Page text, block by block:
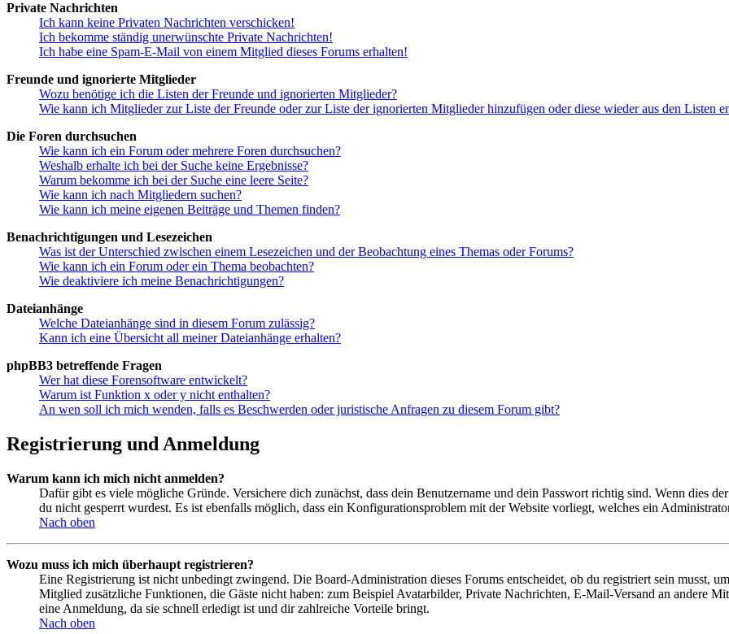
Private Nachrichten
Ich kann keine Privaten Nachrichten verschicken!
Ich bekomme ständig unerwünschte Private Nachrichten!
Ich habe eine Spam-E-Mail von einem Mitglied dieses Forums erhalten!
Freunde und ignorierte Mitglieder
Wozu benötige ich die Listen der Freunde und ignorierten Mitglieder?
Wie kann ich Mitglieder zur Liste der Freunde oder zur Liste der ignorierten Mitglieder hinzufügen oder diese wieder aus den Listen
Die Foren durchsuchen
Wie kann ich ein Forum oder mehrere Foren durchsuchen?
Weshalb erhalte ich bei der Suche keine Ergebnisse?
Warum bekomme ich bei der Suche eine leere Seite?
Wie kann ich nach Mitgliedern suchen?
Wie kann ich meine eigenen Beiträge und Themen finden?
Benachrichtigungen und Lesezeichen
Was ist der Unterschied zwischen einem Lesezeichen und der Beobachtung eines Themas oder Forums?
Wie kann ich ein Forum oder ein Thema beobachten?
Wie deaktiviere ich meine Benachrichtigungen?
Dateianhänge
Welche Dateianhänge sind in diesem Forum zulässig?
Kann ich eine Übersicht all meiner Dateianhänge erhalten?
phpBB3 betreffende Fragen
Wer hat diese Forensoftware entwickelt?
Warum ist Funktion x oder y nicht enthalten?
An wen soll ich mich wenden, falls es Beschwerden oder juristische Anfragen zu diesem Forum gibt?
Registrierung und Anmeldung
Warum kann ich mich nicht anmelden?
Dafür gibt es viele mögliche Gründe. Versichere dich zunächst, dass dein Benutzername und dein Passwort richtig sind. Wenn dies
du nicht gesperrt wurdest. Es ist ebenfalls möglich, dass ein Konfigurationsproblem mit der Website vorliegt, welches ein
Nach oben
Wozu muss ich mich überhaupt registrieren?
Eine Registrierung ist nicht unbedingt zwingend. Die Board-Administration dieses Forums entscheidet, ob du registriert sein musst,
Mitglied zusätzliche Funktionen, die Gäste nicht haben: zum Beispiel Avatarbilder, Private Nachrichten, E-Mail-Versand an andere
eine Anmeldung, da sie schnell erledigt ist und dir zahlreiche Vorteile bringt.
Nach oben